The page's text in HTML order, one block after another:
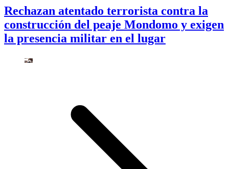
Rechazan atentado terrorista contra la
construcción del peaje Mondomo y exigen
la presencia militar en el lugar